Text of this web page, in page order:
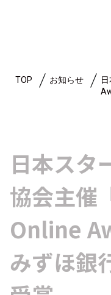
TOP お知らせ
日本スタ
協会主催
Online
みずほ銀